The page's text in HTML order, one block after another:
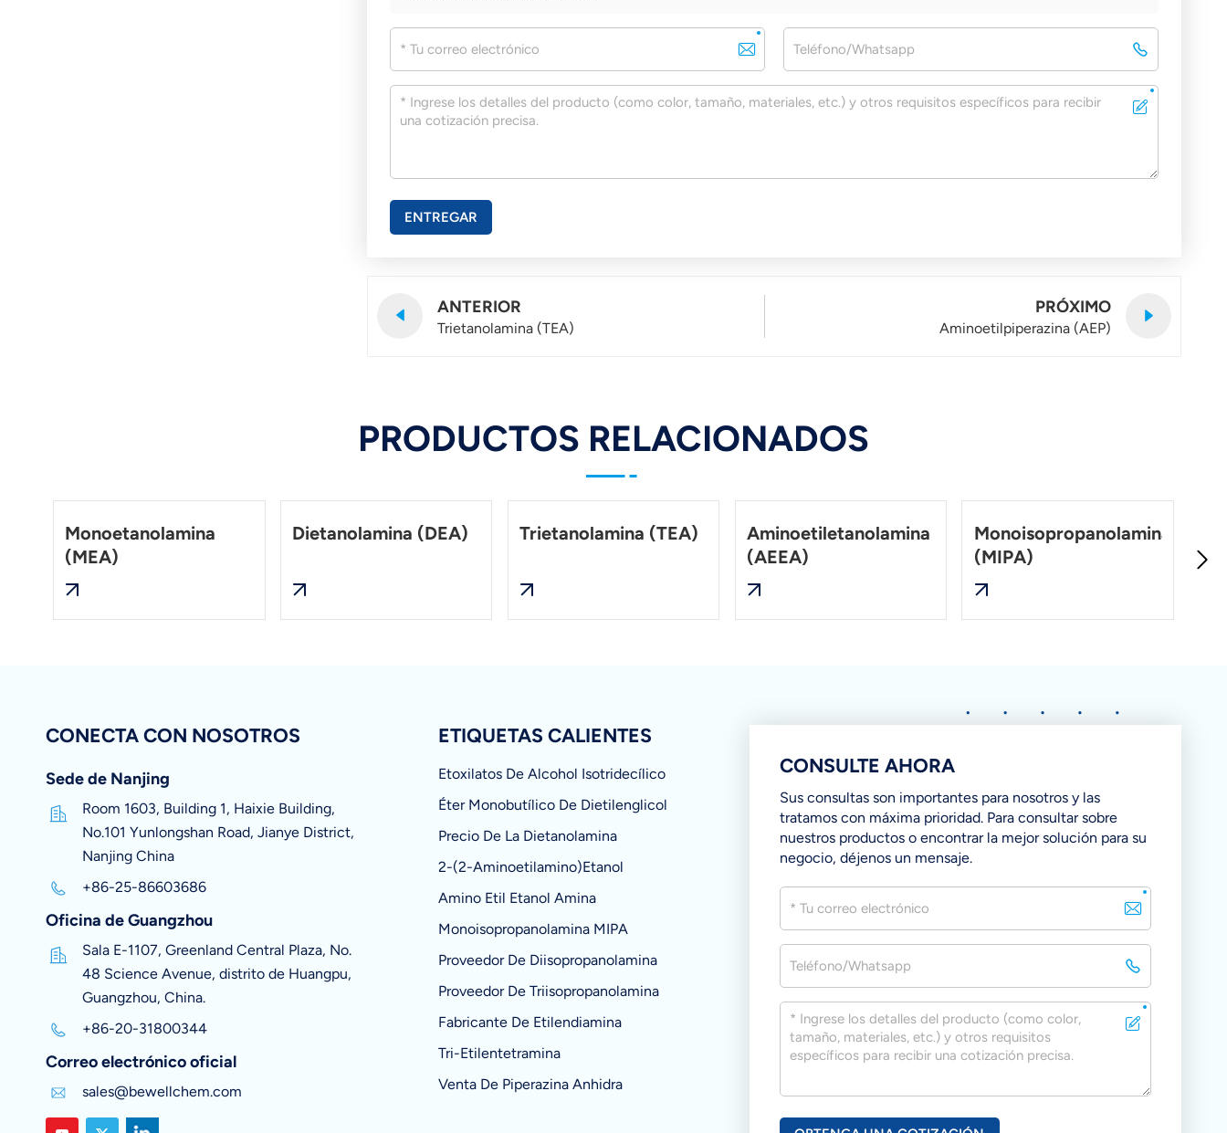
ENTREGAR
ANTERIOR
Trietanolamina (TEA)
PRÓXIMO
Aminoetilpiperazina (AEP)
PRODUCTOS RELACIONADOS
Monoetanolamina
(MEA)
Dietanolamina (DEA) Trietanolamina (TEA)
Aminoetiletanolamina
(AEEA)
Monoisopropanolamina
(MIPA)
CONECTA CON NOSOTROS
Sede de Nanjing
Room 1603, Building 1, Haixie Building,
No.101 Yunlongshan Road, Jianye District,
Nanjing China
+86-25-86603686
Oficina de Guangzhou
Sala E-1107, Greenland Central Plaza, No.
48 Science Avenue, distrito de Huangpu,
Guangzhou, China.
+86-20-31800344
Correo electrónico oficial
sales@bewellchem.com
ETIQUETAS CALIENTES
Etoxilatos De Alcohol Isotridecílico
Éter Monobutílico De Dietilenglicol
Precio De La Dietanolamina
2-(2-Aminoetilamino)etanol
Amino Etil Etanol Amina
Monoisopropanolamina MIPA
Proveedor De Diisopropanolamina
Proveedor De Triisopropanolamina
Fabricante De Etilendiamina
Tri-Etilentetramina
Venta De Piperazina Anhidra
CONSULTE AHORA
Sus consultas son importantes para nosotros y las
tratamos con máxima prioridad. Para consultar sobre
nuestros productos o encontrar la mejor solución para su
negocio, déjenos un mensaje.